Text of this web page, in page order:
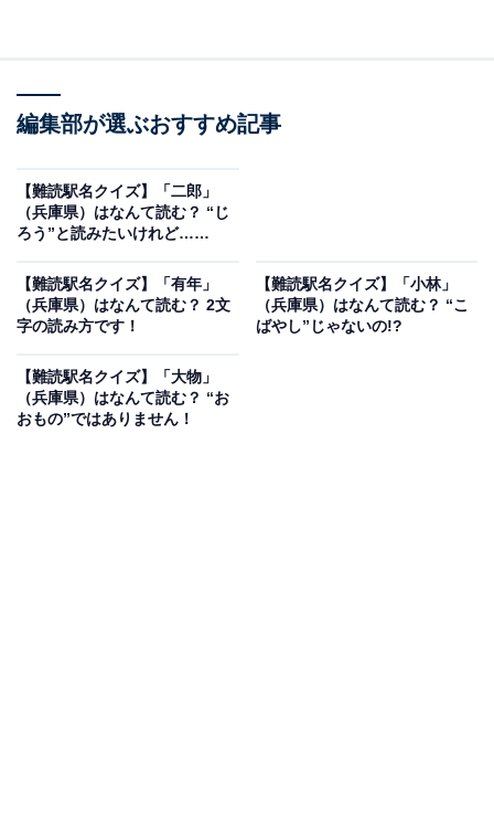
こちらもおすすめ
【難読駅名クイズ】「十三」（大阪府）はなん
て読む？ “じゅうさん”と読みたくなる駅名の由
編集部が選ぶおすすめ記事
【難読駅名クイズ】「二郎」
（兵庫県）はなんて読む？ “じ
ろう”と読みたいけれど……
【難読駅名クイズ】「有年」
（兵庫県）はなんて読む？ 2文
字の読み方です！
【難読駅名クイズ】「小林」
（兵庫県）はなんて読む？ “こ
ばやし”じゃないの!?
【難読駅名クイズ】「大物」
（兵庫県）はなんて読む？ “お
おもの”ではありません！